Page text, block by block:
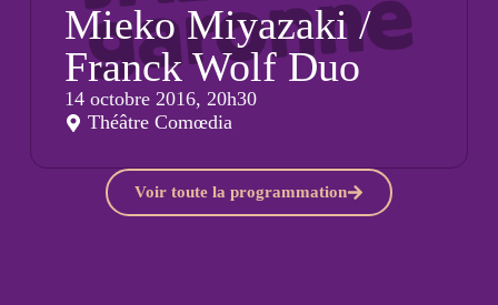
Mieko Miyazaki /
Franck Wolf Duo
14 octobre 2016, 20h30
Théâtre Comœdia
Voir toute la programmation